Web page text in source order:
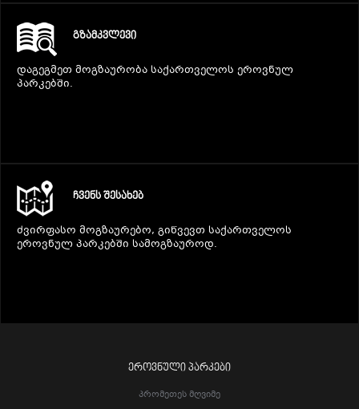
ᲒᲖᲐᲛᲙᲕᲚᲔᲕᲘ
დაგეგმეთ მოგზაურობა საქართველოს ეროვნულ
პარკებში.
ᲩᲕᲔᲜᲡ ᲨᲔᲡᲐᲮᲔᲑ
ძვირფასო მოგზაურებო, გიწვევთ საქართველოს
ეროვნულ პარკებში სამოგზაუროდ.
ᲔᲠᲝᲕᲜᲣᲚᲘ ᲞᲐᲠᲙᲔᲑᲘ
Პრომეთეს Მღვიმე